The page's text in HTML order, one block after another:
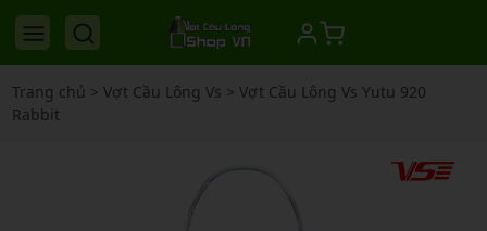
Trang chủ > Vợt Cầu Lông Vs > Vợt Cầu Lông Vs Yutu 920
Rabbit